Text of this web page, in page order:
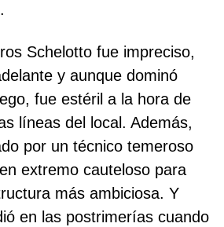
Schelotto fue impreciso,
y aunque dominó
fue estéril a la hora de
líneas del local. Además,
por un técnico temeroso
extremo cauteloso para
más ambiciosa. Y
en las postrimerías cuando